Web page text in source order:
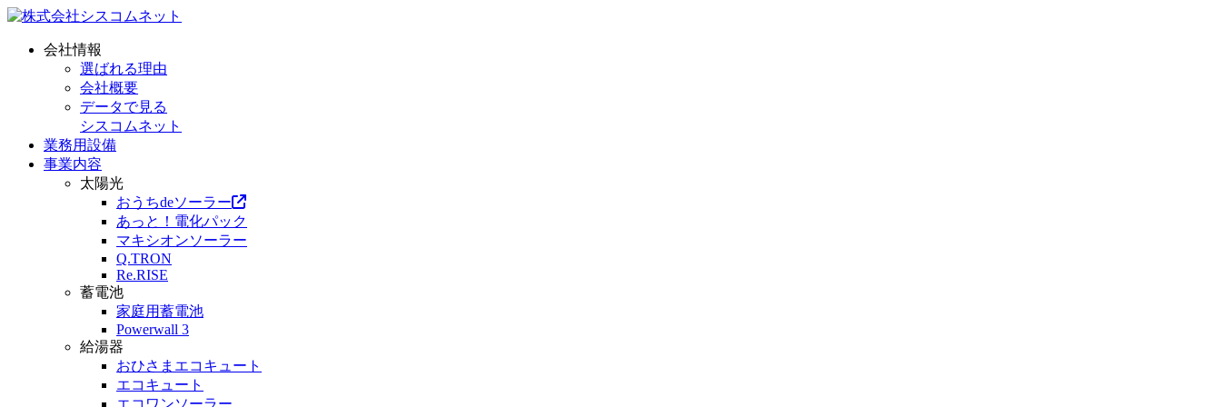
会社情報
選ばれる理由
会社概要
データで見る
シスコムネット
業務用設備
事業内容
太陽光
おうちdeソーラー
あっと！電化パック
マキシオンソーラー
Q.TRON
Re.RISE
蓄電池
家庭用蓄電池
Powerwall 3
給湯器
おひさまエコキュート
エコキュート
エコワンソーラー